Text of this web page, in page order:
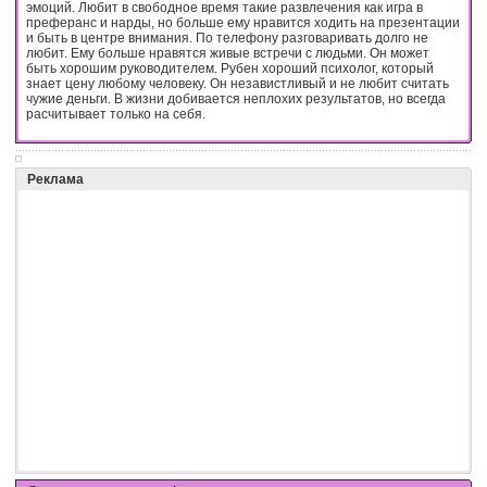
эмоций. Любит в свободное время такие развлечения как игра в
преферанс и нарды, но больше ему нравится ходить на презентации
и быть в центре внимания. По телефону разговаривать долго не
любит. Ему больше нравятся живые встречи с людьми. Он может
быть хорошим руководителем. Рубен хороший психолог, который
знает цену любому человеку. Он независтливый и не любит считать
чужие деньги. В жизни добивается неплохих результатов, но всегда
расчитывает только на себя.
Реклама